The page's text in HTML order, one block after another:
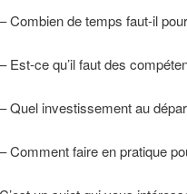
– Combien de temps faut-il
– Est-ce qu’il faut des
– Quel investissement au
– Comment faire en pratique